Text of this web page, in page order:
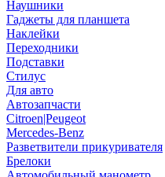
Наушники
Гаджеты для планшета
Наклейки
Переходники
Подставки
Стилус
Для авто
Автозапчасти
Citroen|Peugeot
Mercedes-Benz
Разветвители прикуривателя
Брелоки